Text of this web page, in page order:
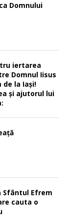
Domnului
iertarea
Domnul Iisus
de la Iaşi!
şi ajutorul lui
Sfântul Efrem
cauta o